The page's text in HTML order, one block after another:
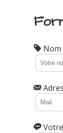
Nom